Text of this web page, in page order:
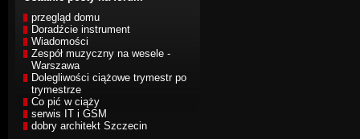
przegląd domu
Doradźcie instrument
Wiadomości
Zespół muzyczny na wesele -
Warszawa
Dolegliwości ciążowe trymestr po
trymestrze
Co pić w ciąży
serwis IT i GSM
dobry architekt Szczecin